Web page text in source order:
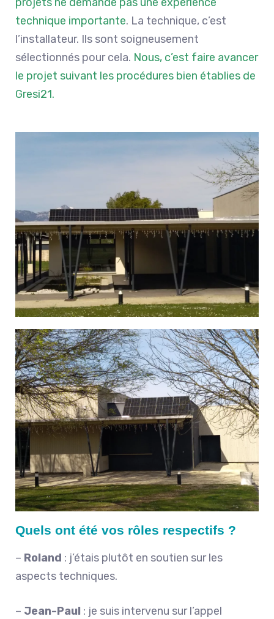
technique importante. La technique, c’est
l’installateur. Ils sont soigneusement
sélectionnés pour cela. Nous, c’est faire avancer
le projet suivant les procédures bien établies de
Gresi21.
Quels ont été vos rôles respectifs ?
– Roland : j’étais plutôt en soutien sur les
aspects techniques.
– Jean-Paul : je suis intervenu sur l’appel